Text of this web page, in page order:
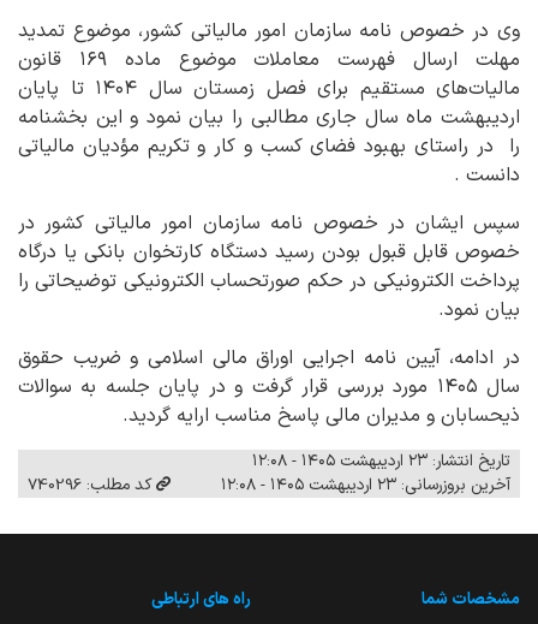
وی در خصوص نامه سازمان امور مالیاتی کشور، موضوع تمدید
مهلت ارسال فهرست معاملات موضوع ماده ۱۶۹ قانون
مالیات‌های مستقیم برای فصل زمستان سال ۱۴۰۴ تا پایان
اردیبهشت ماه سال جاری مطالبی را بیان نمود و این بخشنامه
را در راستای بهبود فضای کسب و کار و تکریم مؤدیان مالیاتی
دانست .
سپس ایشان در خصوص نامه سازمان امور مالیاتی کشور در
خصوص قابل قبول بودن رسید دستگاه کارتخوان بانکی یا درگاه
پرداخت الکترونیکی در حکم صورتحساب الکترونیکی توضیحاتی را
بیان نمود.
در ادامه، آیین نامه اجرایی اوراق مالی اسلامی و ضریب حقوق
سال ۱۴۰۵ مورد بررسی قرار گرفت و در پایان جلسه به سوالات
ذیحسابان و مدیران مالی پاسخ مناسب ارایه گردید.
تاریخ انتشار: ۲۳ اردیبهشت ۱۴۰۵ - ۱۲:۰۸
آخرین بروزرسانی: ۲۳ اردیبهشت ۱۴۰۵ - ۱۲:۰۸
کد مطلب: 740296
مشخصات شما راه های ارتباطی